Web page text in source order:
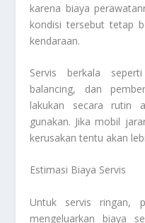
karena biaya
kondisi tersebut tetap
kendaraan.
Servis berkala
balancing, dan
lakukan secara rutin
gunakan. Jika mobil
kerusakan tentu akan
Estimasi Biaya Servis
Untuk servis ringan,
mengeluarkan biaya